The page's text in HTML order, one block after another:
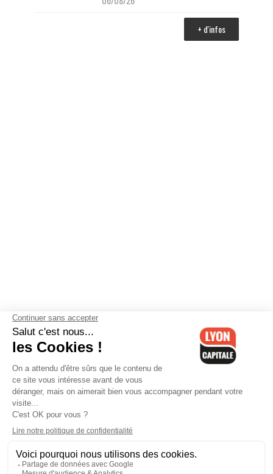
+ d'infos
Contactez-nous-Mentions légales-CGV-Politique de